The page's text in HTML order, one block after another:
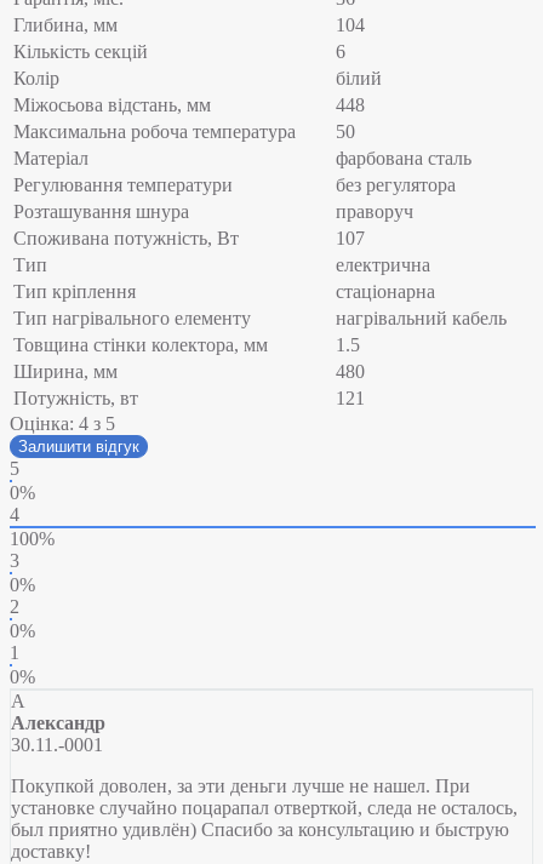
Глибина, мм
104
Кількість секцій
6
Колір
білий
Міжосьова відстань, мм
448
Максимальна робоча температура
50
Матеріал
фарбована сталь
Регулювання температури
без регулятора
Розташування шнура
праворуч
Споживана потужність, Вт
107
Тип
електрична
Тип кріплення
стаціонарна
Тип нагрівального елементу
нагрівальний кабель
Товщина стінки колектора, мм
1.5
Ширина, мм
480
Потужність, вт
121
Оцінка: 4 з 5
Залишити відгук
5
0%
4
100%
3
0%
2
0%
1
0%
А
Александр
30.11.-0001
Покупкой доволен, за эти деньги лучше не нашел. При
установке случайно поцарапал отверткой, следа не осталось,
был приятно удивлён) Спасибо за консультацию и быструю
доставку!